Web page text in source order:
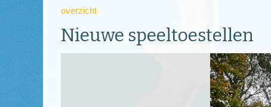
overzicht
Nieuwe speeltoestellen